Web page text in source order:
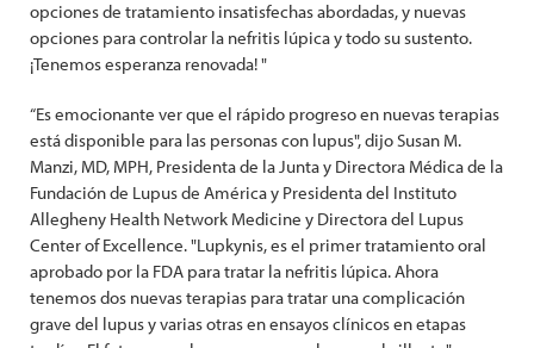
opciones de tratamiento insatisfechas abordadas, y nuevas
opciones para controlar la nefritis lúpica y todo su sustento.
¡Tenemos esperanza renovada! "
“Es emocionante ver que el rápido progreso en nuevas terapias
está disponible para las personas con lupus", dijo Susan M.
Manzi, MD, MPH, Presidenta de la Junta y Directora Médica de la
Fundación de Lupus de América y Presidenta del Instituto
Allegheny Health Network Medicine y Directora del Lupus
Center of Excellence. "Lupkynis, es el primer tratamiento oral
aprobado por la FDA para tratar la nefritis lúpica. Ahora
tenemos dos nuevas terapias para tratar una complicación
grave del lupus y varias otras en ensayos clínicos en etapas